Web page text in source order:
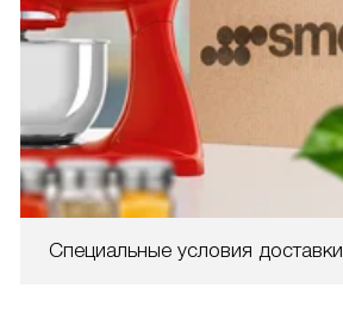
Специальные условия доставки